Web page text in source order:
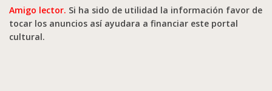
Amigo lector. Si ha sido de utilidad la información favor de
tocar los anuncios así ayudara a financiar este portal
cultural.